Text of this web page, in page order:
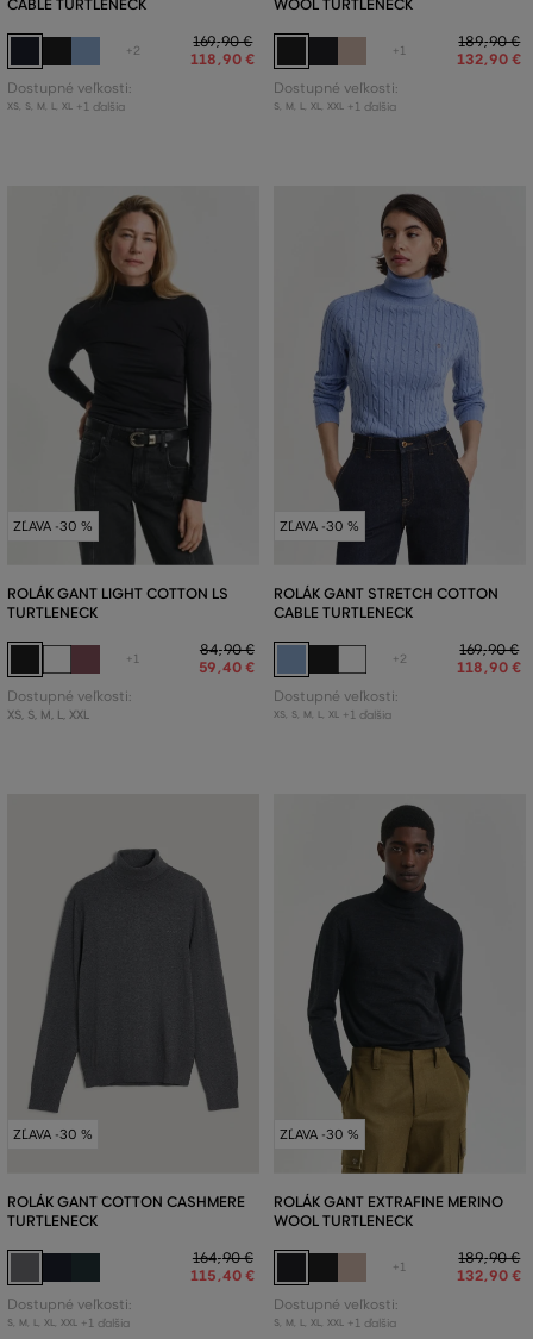
CABLE TURTLENECK
+2
169,90 €
118,90 €
Dostupné veľkosti:
XS, S, M L, XL +1 ďalšia
WOOL TURTLENECK
+1
189,90 €
132,90 €
Dostupné veľkosti:
S, M L, XL, XXL +1 ďalšia
ZĽAVA -30 %
ROLÁK GANT LIGHT COTTON LS
TURTLENECK
+1
84,90 €
59,40 €
Dostupné veľkosti:
XS, S, M, L, XXL
ZĽAVA -30 %
ROLÁK GANT STRETCH COTTON
CABLE TURTLENECK
+2
169,90 €
118,90 €
Dostupné veľkosti:
XS, S, M L, XL +1 ďalšia
ZĽAVA -30 %
ROLÁK GANT COTTON CASHMERE
TURTLENECK
164,90 €
115,40 €
Dostupné veľkosti:
S, M L, XL, XXL +1 ďalšia
ZĽAVA -30 %
ROLÁK GANT EXTRAFINE MERINO
WOOL TURTLENECK
+1
189,90 €
132,90 €
Dostupné veľkosti:
S, M L, XL, XXL +1 ďalšia